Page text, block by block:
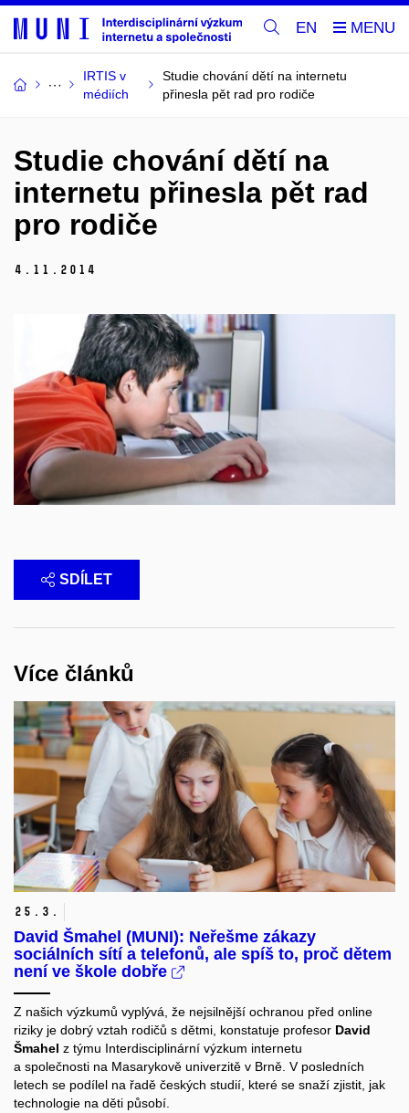
EN
IRTIS v
médiích
Studie chování dětí na internetu
přinesla pět rad pro rodiče
Studie chování dětí na
internetu přinesla pět rad
pro rodiče
4. 11. 2014
SDÍLET
Více článků
25. 3.
David Šmahel (MUNI): Neřešme zákazy
sociálních sítí a telefonů, ale spíš to, proč dětem
není ve škole dobře
Z našich výzkumů vyplývá, že nejsilnější ochranou před online
riziky je dobrý vztah rodičů s dětmi, konstatuje profesor David
Šmahel z týmu Interdisciplinární výzkum internetu
a společnosti na Masarykově univerzitě v Brně. V posledních
letech se podílel na řadě českých studií, které se snaží zjistit, jak
technologie na děti působí.